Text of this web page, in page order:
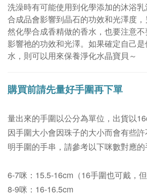
洗澡時有可能使用到化學添加的沐浴
合成品會影響到晶石的功效和光澤度
然化學合成香精做的香水，也要注意
影響祂的功效和光澤。 如果確定自己
水，則可以用來保養淨化水晶寶貝～
購買前請先量好手圍再下單
量出來的手圍以公分為單位， 出貨以
因手圍大小會因珠子的大小而會有些
明手圍的手串，請參考以下咪數對應
6-7咪：15.5-16cm（16手圍也可戴，但
8-9咪：16-16.5cm